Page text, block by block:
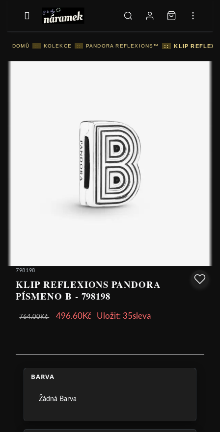
DOMŮ :: KOLEKCE :: PANDORA REFLEXIONS™ :: KLIP
798198
KLIP REFLEXIONS PANDORA
PÍSMENO B - 798198
764.00Kč 496.60Kč Uložit: 35sleva
BARVA
Žádná Barva